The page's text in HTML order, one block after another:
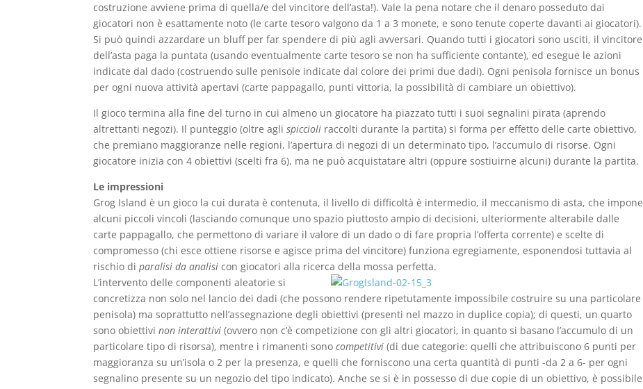
costruzione avviene prima di quella/e del vincitore dell’asta!). Vale la pena notare che il denaro posseduto dai
giocatori non è esattamente noto (le carte tesoro valgono da 1 a 3 monete, e sono tenute coperte davanti ai giocatori).
Si può quindi azzardare un bluff per far spendere di più agli avversari. Quando tutti i giocatori sono usciti, il vincitore
dell’asta paga la puntata (usando eventualmente carte tesoro se non ha sufficiente contante), ed esegue le azioni
indicate dal dado (costruendo sulle penisole indicate dal colore dei primi due dadi). Ogni penisola fornisce un bonus
per ogni nuova attività apertavi (carte pappagallo, punti vittoria, la possibilità di cambiare un obiettivo).
Il gioco termina alla fine del turno in cui almeno un giocatore ha piazzato tutti i suoi segnalini pirata (aprendo
altrettanti negozi). Il punteggio (oltre aglispiccioli raccolti durante la partita) si forma per effetto delle carte obiettivo,
che premiano maggioranze nelle regioni, l’apertura di negozi di un determinato tipo, l’accumulo di risorse. Ogni
giocatore inizia con 4 obiettivi (scelti fra 6), ma ne può acquistatare altri (oppure sostiuirne alcuni) durante la partita.
Le impressioni
Grog Island è un gioco la cui durata è contenuta, il livello di difficoltà è intermedio, il meccanismo di asta, che impone
alcuni piccoli vincoli (lasciando comunque uno spazio piuttosto ampio di decisioni, ulteriormente alterabile dalle
carte pappagallo, che permettono di variare il valore di un dado o di fare propria l’offerta corrente) e scelte di
compromesso (chi esce ottiene risorse e agisce prima del vincitore) funziona egregiamente, esponendosi tuttavia al
rischio diparalisi da analisi con giocatori alla ricerca della mossa perfetta.
L’intervento delle componenti aleatorie si
concretizza non solo nel lancio dei dadi (che possono rendere ripetutamente impossibile costruire su una particolare
penisola) ma soprattutto nell’assegnazione degli obiettivi (presenti nel mazzo in duplice copia); di questi, un quarto
sono obiettivinon interattivi (ovvero non c’è competizione con gli altri giocatori, in quanto si basano l’accumulo di un
particolare tipo di risorsa), mentre i rimanenti sonocompetitivi (di due categorie: quelli che attribuiscono 6 punti per
maggioranza su un’isola o 2 per la presenza, e quelli che forniscono una certa quantità di punti -da 2 a 6- per ogni
segnalino presente su un negozio del tipo indicato). Anche se si è in possesso di due copie di un obiettivo, è possibile